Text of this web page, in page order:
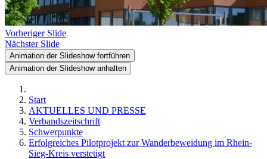
Vorheriger Slide
Nächster Slide
Animation der Slideshow fortführen
Animation der Slideshow anhalten
Start
AKTUELLES UND PRESSE
Verbandszeitschrift
Schwerpunkte
Erfolgreiches Pilotprojekt zur Wanderbeweidung im Rhein-
Sieg-Kreis verstetigt